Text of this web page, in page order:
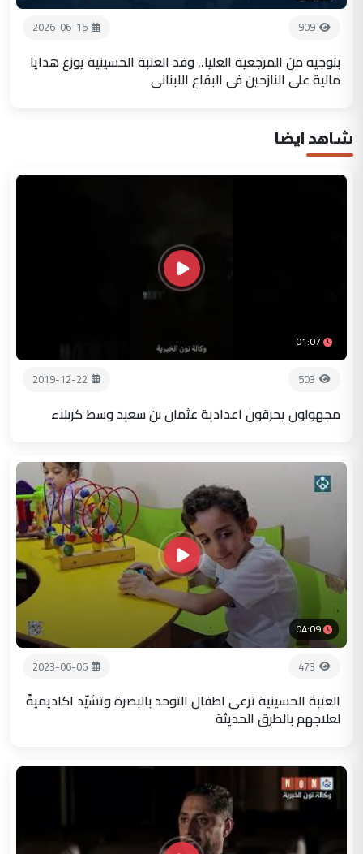
909
2026-06-15
بتوجيه من المرجعية العليا.. وفد العتبة الحسينية يوزع هدايا
مالية على النازحين في البقاع اللبناني
شاهد ايضا
01:07
503
2019-12-22
مجهولون يحرقون اعدادية عثمان بن سعيد وسط كربلاء
04:09
473
2023-06-06
العتبة الحسينية ترعى اطفال التوحد بالبصرة وتشيّد اكاديميةً
لعلاجهم بالطرق الحديثة